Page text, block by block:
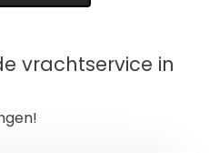
vrachtservice in